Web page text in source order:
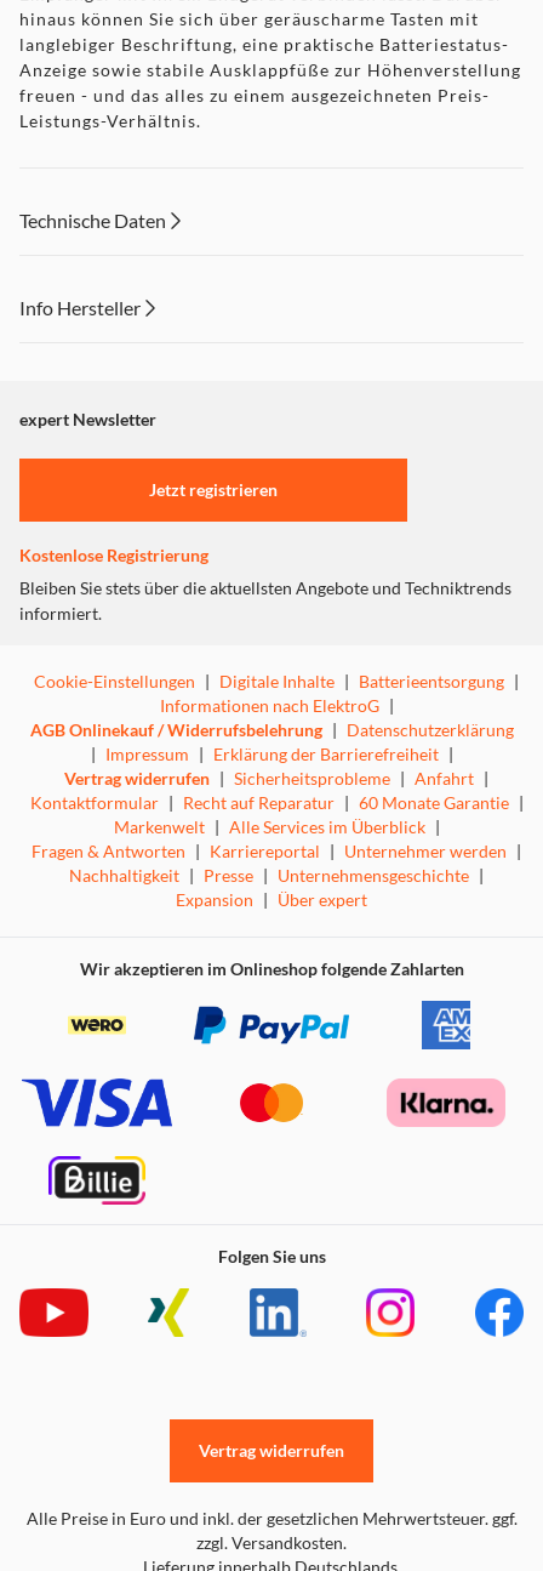
hinaus können Sie sich über geräuscharme Tasten mit
langlebiger Beschriftung, eine praktische Batteriestatus-
Anzeige sowie stabile Ausklappfüße zur Höhenverstellung
freuen - und das alles zu einem ausgezeichneten Preis-
Leistungs-Verhältnis.
ohne Schnickschnack
bloß den beiliegenden Nano-USB-Dongle im USB-
Tastatur kann mit einer Reichweite von bis zu 10 Metern
aufwarten. In ihrem bewährten Full-Size-Layout verfügt
die CHERRY KW 3000 nicht nur über einen Cursor- und
Nummernblock sowie die Tasten F1 bis F12, sondern
Handumdrehen auf Taschenrechner, E-Mail, Browser und
Sleep-Modus zu. Mit unserer kostenlosen CHERRY KEYS
Software haben Sie die Möglichkeit, die F- und
Batteriestatus-Anzeige, die Aufschluss darüber gibt, wann
es Zeit für einen Batteriewechsel ist. Die Tastatur
benötigt lediglich eine AA-Batterie.
Grundsolide Funktastatur - langlebig und
verlässlich
Auf der CHERRY KW 3000 Funktastatur lässt sich präzise,
fehlerfrei und geräuscharm tippen, wodurch sie
kann. Bis zu 10 Mio. Betätigungen pro Taste hält das
zuverlässigen und langlebigen Produkt macht. Die GS-
Zulassung („Geprüfte Sicherheit“) garantiert die
der stabilen, ausklappbaren Füße lässt sich der
Neigungswinkel der KW 3000 leicht anpassen. Ihre
CHERRY jederzeit einen festen Stand. Die Verpackung ist
zudem komplett plastikfrei, indem u.a. auf Seidenpapier
Unsere CHERRY KW 3000 Funktastatur ist flach, einfach
zu installieren und absolut verlässlich - das perfekte
Einstiegsprodukt. Wenn Sie sich ein langlebiges Office-
richtigen Adresse.
Technische Daten
Info Hersteller
"Marketing".
Einstellungen anpassen
expert Newsletter
Jetzt registrieren
Kostenlose Registrierung
Bleiben Sie stets über die aktuellsten Angebote und Techniktrends
informiert.
Cookie-Einstellungen | Digitale Inhalte | Batterieentsorgung |
Informationen nach ElektroG |
AGB Onlinekauf / Widerrufsbelehrung | Datenschutzerklärung
| Impressum | Erklärung der Barrierefreiheit |
Vertrag widerrufen | Sicherheitsprobleme | Anfahrt |
Kontaktformular | Recht auf Reparatur | 60 Monate Garantie |
Markenwelt | Alle Services im Überblick |
Fragen & Antworten | Karriereportal | Unternehmer werden |
Nachhaltigkeit | Presse | Unternehmensgeschichte |
Expansion | Über expert
Wir akzeptieren im Onlineshop folgende Zahlarten
Folgen Sie uns
Alle Preise in Euro und inkl. der gesetzlichen Mehrwertsteuer. ggf.
zzgl. Versandkosten.
Lieferung innerhalb Deutschlands.
Vertrag widerrufen